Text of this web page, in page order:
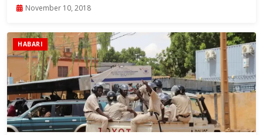
November 10, 2018
HABARI